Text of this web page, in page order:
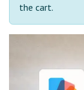
the cart.